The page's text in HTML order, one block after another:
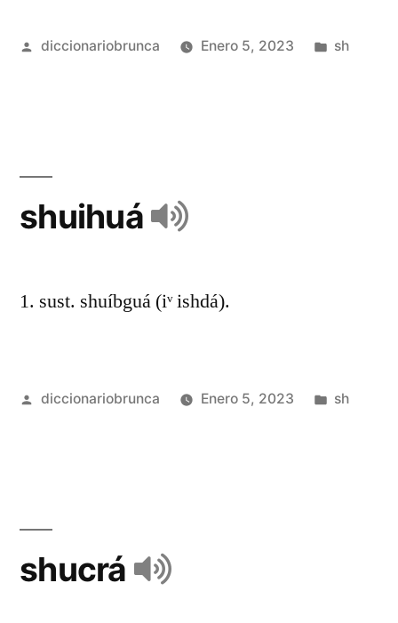
diccionariobrunca Enero 5, 2023 sh
shuihuá
1. sust. shuíbguá (iᵛ ishdá).
diccionariobrunca Enero 5, 2023 sh
shucrá